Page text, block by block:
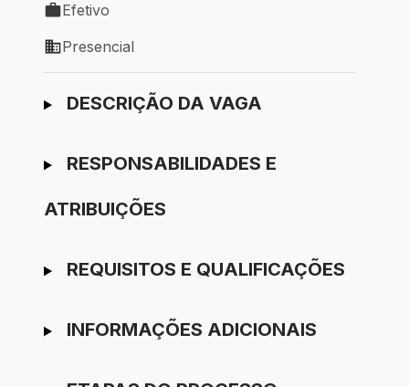
Tipo de vaga: Efetivo
Efetivo
Modelo de trabalho: Presencial
Presencial
Ir para candidatura
DESCRIÇÃO DA VAGA
RESPONSABILIDADES E
ATRIBUIÇÕES
REQUISITOS E QUALIFICAÇÕES
INFORMAÇÕES ADICIONAIS